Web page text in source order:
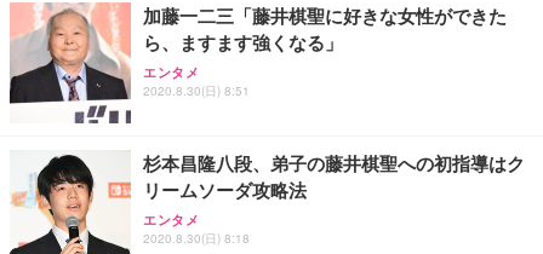
務用 おしゃれ パソコンチェア (ブラック)
Sezlife オフィスチェア デスクチェア 疲れない テレ
ワーク チェア 強化バックレスト 30度ロッキング機
能 人間工学 椅子 腰サポート 90度跳ね上げ式アーム
務用 おしゃれ パソコンチェア (ホワイト)
ANDWINT オフィスチェア デスクチェア 肘なし メ
ッシュ 通気性 ランバーサポート付き 腰サポート ガ
ス圧無段階昇降 360度回転 キャスター付き コンパク
【整備済み品】Dell E2724HS 27インチ 液晶モニタ
ー フルHD（1920×1080）VA 非光沢 HDMI/DisplayP
ort/VGA スピーカー内蔵 高さ調整 スイベル VESA対
【MiniLED/24.5inch/280Hz/FHD】GRAPHT THE S
HOOTER Gaming Monitor 24” Essential ゲーミン
グモニター QD 24.5インチ 1ms FHD 量子ドット 残
Smart Basic(スマートベーシック) 【Amazon.co.jp
限定】 Smart Basic アイリスオーヤマ ペットシーツ
超厚型 お徳用 ワイド 100枚入 (x 1) (ケース販売)
アイリスオーヤマ ペットシーツ 超厚型 お徳用 レギ
ュラー 200枚入【Amazon.co.jp限定】
加藤一二三「藤井棋聖に好きな女性ができた
ら、ますます強くなる」
エンタメ
2020.8.30(日) 8:51
杉本昌隆八段、弟子の藤井棋聖への初指導はク
リームソーダ攻略法
エンタメ
2020.8.30(日) 8:18